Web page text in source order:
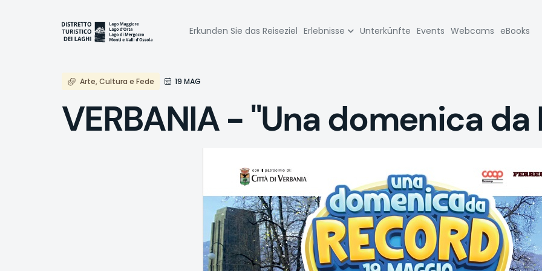
Navigazione
principale
Erkunden Sie das Reiseziel Erlebnisse Unterkünfte Events Webcams eBooks
Arte, Cultura e Fede 19 MAG
VERBANIA - "Una domenica da